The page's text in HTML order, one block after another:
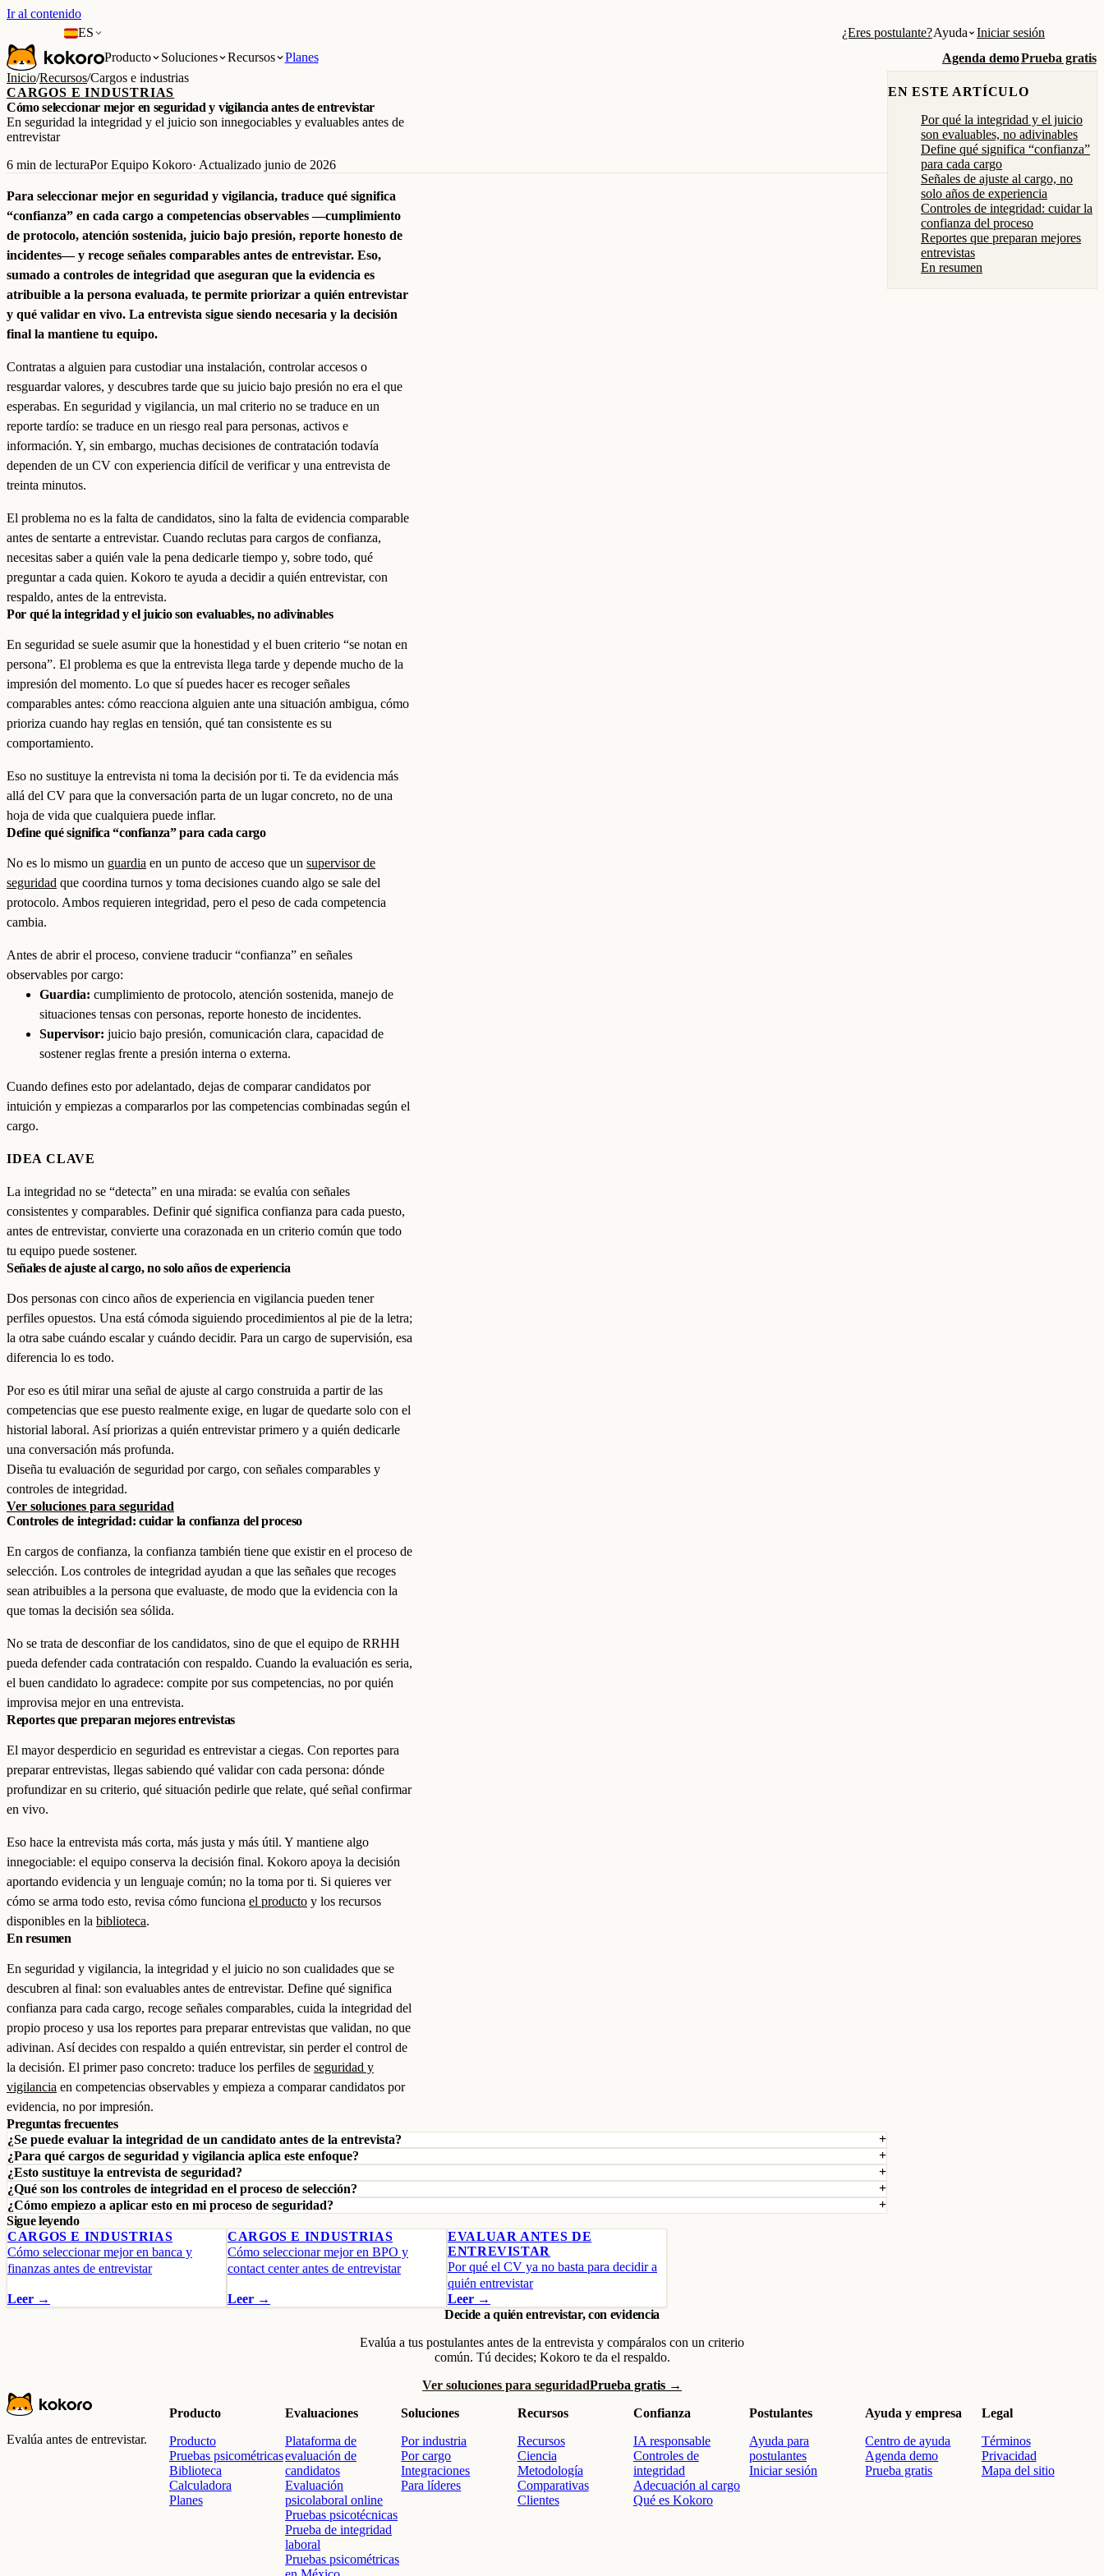
Ir al contenido
ES
¿Eres postulante?Ayuda
Iniciar sesión
Producto
Soluciones Recursos Planes Agenda demoPrueba gratis
Inicio/Recursos/Cargos e industrias
CARGOS E INDUSTRIAS
Cómo seleccionar mejor en seguridad y vigilancia antes de entrevistar
En seguridad la integridad y el juicio son innegociables y evaluables antes de
entrevistar
6 min de lecturaPor Equipo Kokoro· Actualizado junio de 2026
Para seleccionar mejor en seguridad y vigilancia, traduce qué significa
“confianza” en cada cargo a competencias observables —cumplimiento
de protocolo, atención sostenida, juicio bajo presión, reporte honesto de
incidentes— y recoge señales comparables antes de entrevistar. Eso,
sumado a controles de integridad que aseguran que la evidencia es
atribuible a la persona evaluada, te permite priorizar a quién entrevistar
y qué validar en vivo. La entrevista sigue siendo necesaria y la decisión
final la mantiene tu equipo.
Contratas a alguien para custodiar una instalación, controlar accesos o
resguardar valores, y descubres tarde que su juicio bajo presión no era el que
esperabas. En seguridad y vigilancia, un mal criterio no se traduce en un
reporte tardío: se traduce en un riesgo real para personas, activos e
información. Y, sin embargo, muchas decisiones de contratación todavía
dependen de un CV con experiencia difícil de verificar y una entrevista de
treinta minutos.
El problema no es la falta de candidatos, sino la falta de evidencia comparable
antes de sentarte a entrevistar. Cuando reclutas para cargos de confianza,
necesitas saber a quién vale la pena dedicarle tiempo y, sobre todo, qué
preguntar a cada quien. Kokoro te ayuda a decidir a quién entrevistar, con
respaldo, antes de la entrevista.
Por qué la integridad y el juicio son evaluables, no adivinables
En seguridad se suele asumir que la honestidad y el buen criterio “se notan en
persona”. El problema es que la entrevista llega tarde y depende mucho de la
impresión del momento. Lo que sí puedes hacer es recoger señales
comparables antes: cómo reacciona alguien ante una situación ambigua, cómo
prioriza cuando hay reglas en tensión, qué tan consistente es su
comportamiento.
Eso no sustituye la entrevista ni toma la decisión por ti. Te da evidencia más
allá del CV para que la conversación parta de un lugar concreto, no de una
hoja de vida que cualquiera puede inflar.
Define qué significa “confianza” para cada cargo
No es lo mismo un guardia en un punto de acceso que un supervisor de
seguridad que coordina turnos y toma decisiones cuando algo se sale del
protocolo. Ambos requieren integridad, pero el peso de cada competencia
cambia.
Antes de abrir el proceso, conviene traducir “confianza” en señales
observables por cargo:
Guardia: cumplimiento de protocolo, atención sostenida, manejo de
situaciones tensas con personas, reporte honesto de incidentes.
Supervisor: juicio bajo presión, comunicación clara, capacidad de
sostener reglas frente a presión interna o externa.
Cuando defines esto por adelantado, dejas de comparar candidatos por
intuición y empiezas a compararlos por las competencias combinadas según el
cargo.
IDEA CLAVE
La integridad no se “detecta” en una mirada: se evalúa con señales
consistentes y comparables. Definir qué significa confianza para cada puesto,
antes de entrevistar, convierte una corazonada en un criterio común que todo
tu equipo puede sostener.
Señales de ajuste al cargo, no solo años de experiencia
Dos personas con cinco años de experiencia en vigilancia pueden tener
perfiles opuestos. Una está cómoda siguiendo procedimientos al pie de la letra;
la otra sabe cuándo escalar y cuándo decidir. Para un cargo de supervisión, esa
diferencia lo es todo.
Por eso es útil mirar una señal de ajuste al cargo construida a partir de las
competencias que ese puesto realmente exige, en lugar de quedarte solo con el
historial laboral. Así priorizas a quién entrevistar primero y a quién dedicarle
una conversación más profunda.
Diseña tu evaluación de seguridad por cargo, con señales comparables y
controles de integridad.
Ver soluciones para seguridad
Controles de integridad: cuidar la confianza del proceso
En cargos de confianza, la confianza también tiene que existir en el proceso de
selección. Los controles de integridad ayudan a que las señales que recoges
sean atribuibles a la persona que evaluaste, de modo que la evidencia con la
que tomas la decisión sea sólida.
No se trata de desconfiar de los candidatos, sino de que el equipo de RRHH
pueda defender cada contratación con respaldo. Cuando la evaluación es seria,
el buen candidato lo agradece: compite por sus competencias, no por quién
improvisa mejor en una entrevista.
Reportes que preparan mejores entrevistas
El mayor desperdicio en seguridad es entrevistar a ciegas. Con reportes para
preparar entrevistas, llegas sabiendo qué validar con cada persona: dónde
profundizar en su criterio, qué situación pedirle que relate, qué señal confirmar
en vivo.
Eso hace la entrevista más corta, más justa y más útil. Y mantiene algo
innegociable: el equipo conserva la decisión final. Kokoro apoya la decisión
aportando evidencia y un lenguaje común; no la toma por ti. Si quieres ver
cómo se arma todo esto, revisa cómo funciona el producto y los recursos
disponibles en la biblioteca.
En resumen
En seguridad y vigilancia, la integridad y el juicio no son cualidades que se
descubren al final: son evaluables antes de entrevistar. Define qué significa
confianza para cada cargo, recoge señales comparables, cuida la integridad del
propio proceso y usa los reportes para preparar entrevistas que validan, no que
adivinan. Así decides con respaldo a quién entrevistar, sin perder el control de
la decisión. El primer paso concreto: traduce los perfiles de seguridad y
vigilancia en competencias observables y empieza a comparar candidatos por
evidencia, no por impresión.
Preguntas frecuentes
¿Se puede evaluar la integridad de un candidato antes de la entrevista?
¿Para qué cargos de seguridad y vigilancia aplica este enfoque?
¿Esto sustituye la entrevista de seguridad?
¿Qué son los controles de integridad en el proceso de selección?
¿Cómo empiezo a aplicar esto en mi proceso de seguridad?
Sigue leyendo
CARGOS E INDUSTRIAS
Cómo seleccionar mejor en banca y
finanzas antes de entrevistar
Leer →
CARGOS E INDUSTRIAS
Cómo seleccionar mejor en BPO y
contact center antes de entrevistar
Leer →
EVALUAR ANTES DE
ENTREVISTAR
Por qué el CV ya no basta para decidir a
quién entrevistar
Leer →
EN ESTE ARTÍCULO
Por qué la integridad y el juicio
son evaluables, no adivinables
Define qué significa “confianza”
para cada cargo
Señales de ajuste al cargo, no
solo años de experiencia
Controles de integridad: cuidar la
confianza del proceso
Reportes que preparan mejores
entrevistas
En resumen
Decide a quién entrevistar, con evidencia
Evalúa a tus postulantes antes de la entrevista y compáralos con un criterio
común. Tú decides; Kokoro te da el respaldo.
Ver soluciones para seguridadPrueba gratis →
Evalúa antes de entrevistar.
Producto
Producto
Pruebas psicométricas
Biblioteca
Calculadora
Planes
Evaluaciones
Plataforma de
evaluación de
candidatos
Evaluación
psicolaboral online
Pruebas psicotécnicas
Prueba de integridad
laboral
Pruebas psicométricas
Soluciones
Por industria
Por cargo
Integraciones
Para líderes
Recursos
Recursos
Ciencia
Metodología
Comparativas
Clientes
Confianza
IA responsable
Controles de
integridad
Adecuación al cargo
Qué es Kokoro
Postulantes
Ayuda para
postulantes
Iniciar sesión
Ayuda y empresa
Centro de ayuda
Agenda demo
Prueba gratis
Legal
Términos
Privacidad
Mapa del sitio